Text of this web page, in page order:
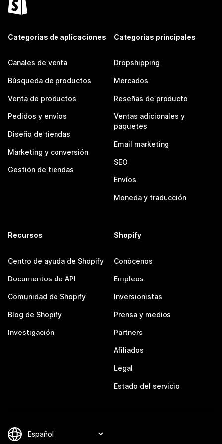
Categorías de aplicaciones
Canales de venta
Búsqueda de productos
Venta de productos
Pedidos y envíos
Diseño de tiendas
Marketing y conversión
Gestión de tiendas
Categorías principales
Dropshipping
Mercados
Reseñas de producto
Ventas adicionales y
paquetes
Email marketing
SEO
Envíos
Moneda y traducción
Recursos
Centro de ayuda de Shopify
Documentos de API
Comunidad de Shopify
Blog de Shopify
Investigación
Shopify
Conócenos
Empleos
Inversionistas
Prensa y medios
Partners
Afiliados
Legal
Estado del servicio